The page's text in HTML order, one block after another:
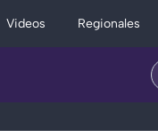
Videos Regionales